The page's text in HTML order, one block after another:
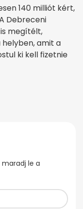
140 milliót kért,
Debreceni
megítélt,
amit a
ki kell fizetnie
le a